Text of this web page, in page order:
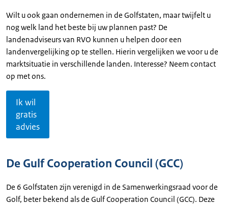
Wilt u ook gaan ondernemen in de Golfstaten, maar twijfelt u
nog welk land het beste bij uw plannen past? De
landenadviseurs van RVO kunnen u helpen door een
landenvergelijking op te stellen. Hierin vergelijken we voor u de
marktsituatie in verschillende landen. Interesse? Neem contact
op met ons.
Ik wil
gratis
advies
De Gulf Cooperation Council (GCC)
De 6 Golfstaten zijn verenigd in de Samenwerkingsraad voor de
Golf, beter bekend als de Gulf Cooperation Council (GCC). Deze